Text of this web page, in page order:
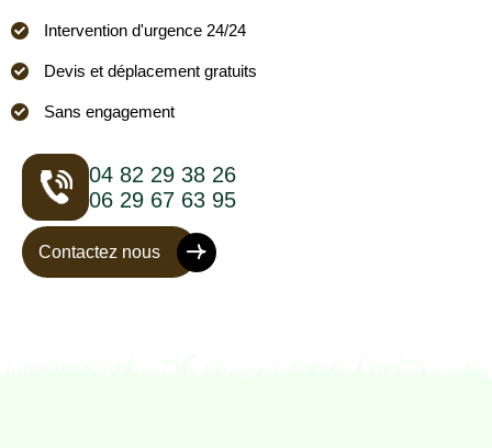
Intervention d'urgence 24/24
Devis et déplacement gratuits
Sans engagement
04 82 29 38 26
06 29 67 63 95
Contactez nous